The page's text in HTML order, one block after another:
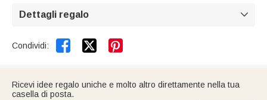
Dettagli regalo 
Condividi:  
Ricevi idee regalo uniche e molto altro direttamente nella tua
casella di posta.